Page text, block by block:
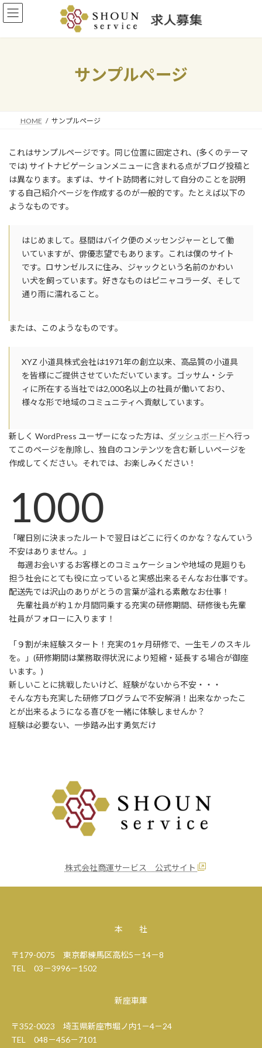
コ
ン
ン
ナ
ビ
ー
サンプルページ
HOME サンプルページ
これはサンプルページです。同じ位置に固定され、(多くのテーマ
では) サイトナビゲーションメニューに含まれる点がブログ投稿と
は異なります。まずは、サイト訪問者に対して自分のことを説明
する自己紹介ページを作成するのが一般的です。たとえば以下の
ようなものです。
はじめまして。昼間はバイク便のメッセンジャーとして働
いていますが、俳優志望でもあります。これは僕のサイト
です。ロサンゼルスに住み、ジャックという名前のかわい
い犬を飼っています。好きなものはピニャコラーダ、そして
通り雨に濡れること。
または、このようなものです。
XYZ 小道具株式会社は1971年の創立以来、高品質の小道具
を皆様にご提供させていただいています。ゴッサム・シテ
ィに所在する当社では2,000名以上の社員が働いており、
様々な形で地域のコミュニティへ貢献しています。
新しく WordPress ユーザーになった方は、 ダッシュボードへ行っ
てこのページを削除し、独自のコンテンツを含む新しいページを
作成してください。それでは、お楽しみください !
1000
「曜日別に決まったルートで翌日はどこに行くのかな？なんていう
不安はありません。」
毎週お会いするお客様とのコミュケーションや地域の見廻りも
担う社会にとても役に立っていると実感出来るそんなお仕事です。
配送先では沢山のありがとうの言葉が溢れる素敵なお仕事！
先輩社員が約１か月間同乗する充実の研修期間、研修後も先輩
社員がフォローに入ります！
「９割が未経験スタート！充実の1ヶ月研修で、一生モノのスキル
を。」(研修期間は業務取得状況により短縮・延長する場合が御座
います。)
新しいことに挑戦したいけど、経験がないから不安・・・
そんな方も充実した研修プログラムで不安解消！出来なかったこ
とが出来るようになる喜びを一緒に体験しませんか？
経験は必要ない、一歩踏み出す勇気だけ
株式会社商運サービス 公式サイト
本 社
〒179-0075 東京都練馬区高松5－14－8
TEL 03－3996－1502
新座車庫
〒352-0023 埼玉県新座市堀ノ内1－4－24
TEL 048－456－7101